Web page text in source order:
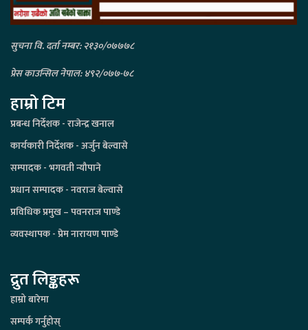
सुचना वि. दर्ता नम्बर: २१३०/०७७७८
प्रेस काउन्सिल नेपाल: ४९२/०७७-७८
हाम्रो टिम
प्रबन्ध निर्देशक - राजेन्द्र खनाल
कार्यकारी निर्देशक - अर्जुन बेल्वासे
सम्पादक - भगवती न्यौपाने
प्रधान सम्पादक - नवराज बेल्वासे
प्रविधिक प्रमुख – पवनराज पाण्डे
व्यवस्थापक - प्रेम नारायण पाण्डे
द्रुत लिङ्कहरू
हाम्रो बारेमा
सम्पर्क गर्नुहोस्